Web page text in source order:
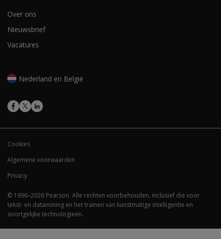
Over ons
Nieuwsbrief
Vacatures
Nederland en België
Cookies
Algemene voorwaarden
Privacy
© 1996–2026 Pearson. Alle rechten voorbehouden, inclusief die voor
tekst- en datamining en het trainen van kunstmatige intelligentie en
soortgelijke technologieën.